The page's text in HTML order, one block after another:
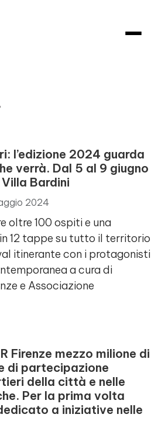
l’edizione 2024 guarda
verrà. Dal 5 al 9 giugno
Bardini
2024
oltre 100 ospiti e una
12 tappe su tutto il territorio
itinerante con i protagonisti
a cura di
e Associazione
Firenze mezzo milione di
di partecipazione
della città e nelle
Per la prima volta
a iniziative nelle